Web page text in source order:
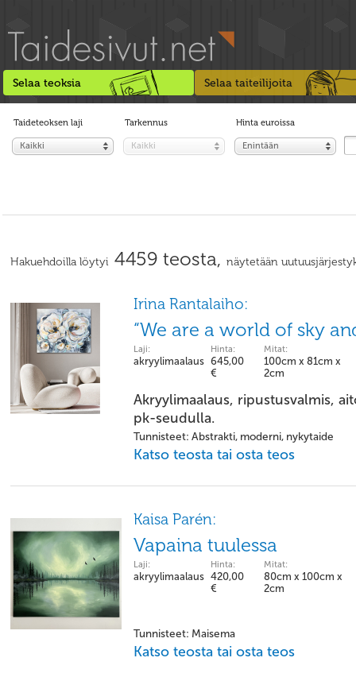
Selaa teoksia Selaa taiteilijoita
Taideteoksen laji
Kaikki
Tarkennus
Kaikki
Hinta euroissa
Enintään
Hakuehdoilla löytyi 4459 teosta, näytetään
Irina Rantalaiho:
“We are a world of sky
Laji:
akryylimaalaus
Hinta:
645,00
€
Mitat:
100cm x 81cm x
2cm
Akryylimaalaus, ripustusvalmis,
pk-seudulla.
Tunnisteet: Abstrakti, moderni, nykytaide
Katso teosta tai osta teos
Kaisa Parén:
Vapaina tuulessa
Laji:
akryylimaalaus
Hinta:
420,00
€
Mitat:
80cm x 100cm x
2cm
Tunnisteet: Maisema
Katso teosta tai osta teos